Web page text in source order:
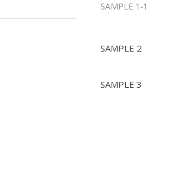
SAMPLE 1-1
SAMPLE 2
SAMPLE 3